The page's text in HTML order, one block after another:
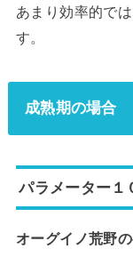
あまり効率的で
す。
成熟期の場合
パラメーター１
オーグイノ荒野